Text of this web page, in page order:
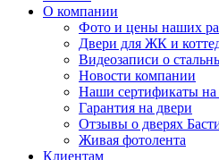
О компании
Фото и цены наших
Двери для ЖК и
Видеозаписи о
Новости компании
Наши сертификаты на
Гарантия на двери
Отзывы о дверях
Живая фотолента
Клиентам